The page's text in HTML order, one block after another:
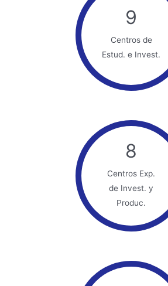
9
Centros de
Estud. e Invest.
8
Centros Exp.
de Invest. y
Produc.